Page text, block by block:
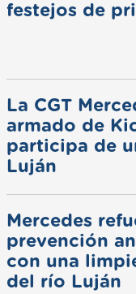
festejos de
La CGT
armado de
participa de
Luján
Mercedes
prevención
con una
del río Luján